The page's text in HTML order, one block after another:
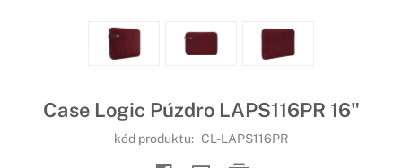
Case Logic Púzdro LAPS116PR 16"
kód produktu: CL-LAPS116PR